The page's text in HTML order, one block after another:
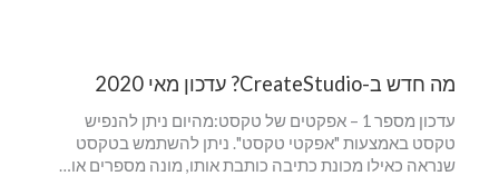
מה חדש ב-CreateStudio? עדכון מאי 2020
עדכון מספר 1 – אפקטים של טקסט:מהיום ניתן להנפיש
טקסט באמצעות "אפקטי טקסט". ניתן להשתמש בטקסט
שנראה כאילו מכונת כתיבה כותבת אותו, מונה מספרים או…